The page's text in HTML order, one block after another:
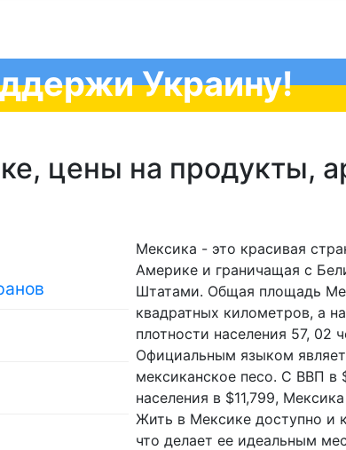
Украину!
цены на продукты,
Мексика - это красивая
Америке и граничащая с
Штатами. Общая площадь
квадратных километров, а
плотности населения 57, 02
Официальным языком
мексиканское песо. С ВВП в
населения в $11,799,
Жить в Мексике доступно и
что делает ее идеальным